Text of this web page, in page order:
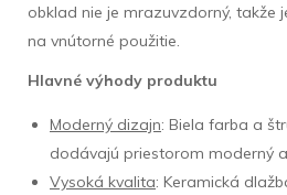
obklad nie je mrazuvzdorný, takže
na vnútorné použitie.
Hlavné výhody produktu
Moderný dizajn: Biela farba a
dodávajú priestorom moderný
Vysoká kvalita: Keramická